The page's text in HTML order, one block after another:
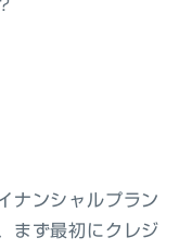
ナンシャルプラン
まず最初にクレジ